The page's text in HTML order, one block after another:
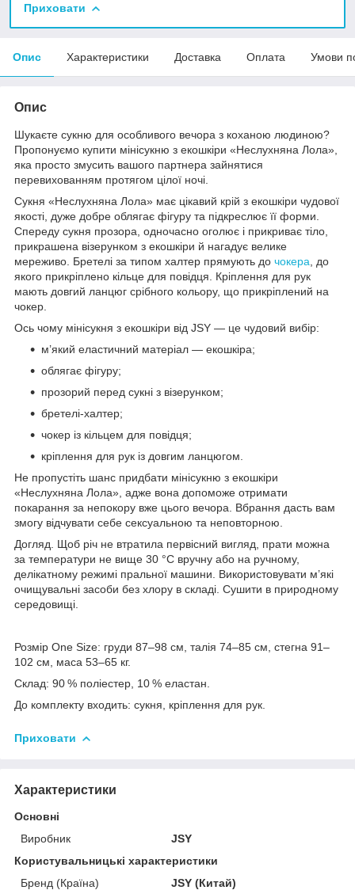
Приховати
Опис Характеристики Доставка Оплата Умови
Опис
Шукаєте сукню для особливого вечора з коханою людиною?
Пропонуємо купити мінісукню з екошкіри «Неслухняна Лола»,
яка просто змусить вашого партнера зайнятися
перевихованням протягом цілої ночі.
Сукня «Неслухняна Лола» має цікавий крій з екошкіри чудової
якості, дуже добре облягає фігуру та підкреслює її форми.
Спереду сукня прозора, одночасно оголює і прикриває тіло,
прикрашена візерунком з екошкіри й нагадує велике
мереживо. Бретелі за типом халтер прямують до чокера , до
якого прикріплено кільце для повідця. Кріплення для рук
мають довгий ланцюг срібного кольору, що прикріплений на
чокер.
Ось чому мінісукня з екошкіри від JSY — це чудовий вибір:
м’який еластичний матеріал — екошкіра;
облягає фігуру;
прозорий перед сукні з візерунком;
бретелі-халтер;
чокер із кільцем для повідця;
кріплення для рук із довгим ланцюгом.
Не пропустіть шанс придбати мінісукню з екошкіри
«Неслухняна Лола», адже вона допоможе отримати
покарання за непокору вже цього вечора. Вбрання дасть вам
змогу відчувати себе сексуальною та неповторною.
Догляд. Щоб річ не втратила первісний вигляд, прати можна
за температури не вище 30 °C вручну або на ручному,
делікатному режимі пральної машини. Використовувати м’які
очищувальні засоби без хлору в складі. Сушити в природному
середовищі.
Розмір One Size: груди 87–98 см, талія 74–85 см, стегна 91–
102 см, маса 53–65 кг.
Склад: 90 % поліестер, 10 % еластан.
До комплекту входить: сукня, кріплення для рук.
Приховати
Характеристики
Основні
Виробник
JSY
Користувальницькі характеристики
Бренд (Країна)
JSY (Китай)